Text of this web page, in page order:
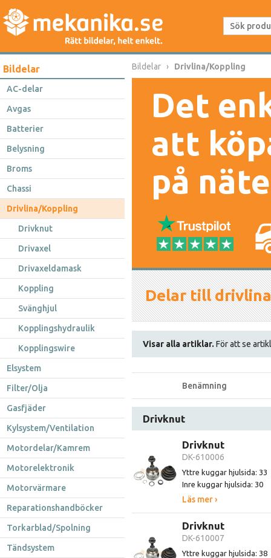
Bildelar
AC-delar
Avgas
Batterier
Belysning
Broms
Chassi
Drivlina/Koppling
Drivknut
Drivaxel
Drivaxeldamask
Koppling
Svänghjul
Kopplingshydraulik
Kopplingswire
Elsystem
Filter/Olja
Gasfjäder
Kylsystem/Ventilation
Motordelar/Kamrem
Motorelektronik
Motorvärmare
Reparationshandböcker
Torkarblad/Spolning
Tändsystem
Bildelar Drivlina/Koppling
Det
att
på
Delar till
Visar alla artiklar. För att se
Benämning
Drivknut
Drivknut
DK-610006
Yttre kuggar hjulsida: 33
Inre kuggar hjulsida: 30
Läs mer ›
Drivknut
DK-610007
Yttre kuggar hjulsida: 38